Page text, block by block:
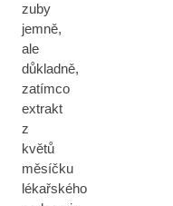
zuby
jemně,
ale
důkladně,
zatímco
extrakt
z
květů
měsíčku
lékařského